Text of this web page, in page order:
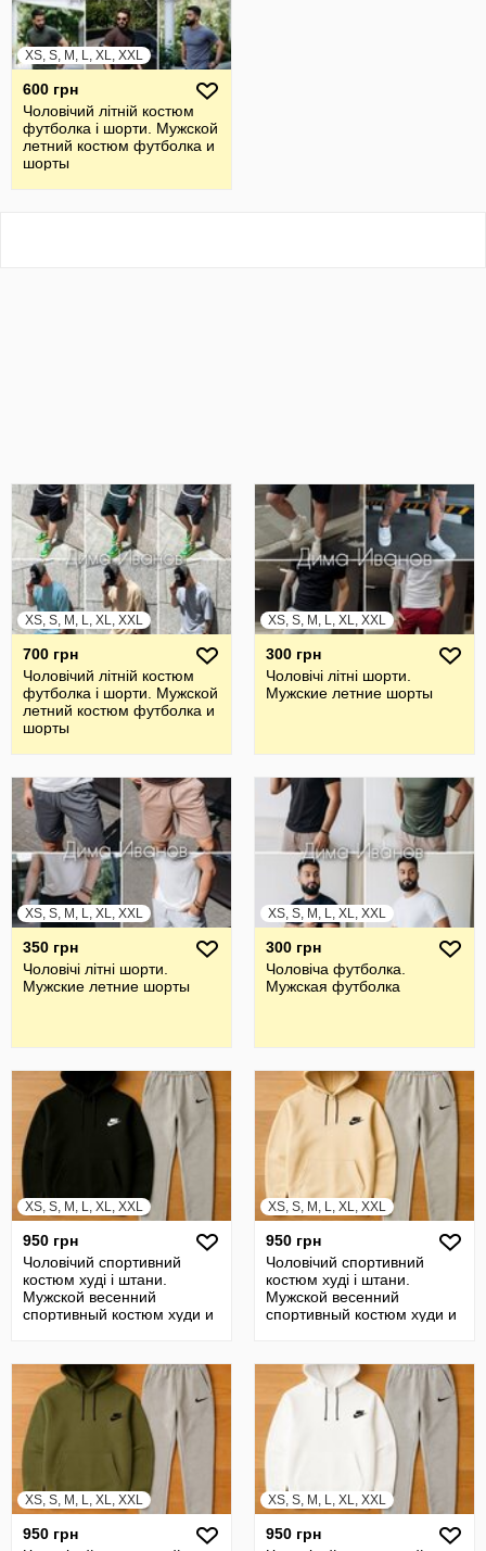
XS, S, M, L, XL, XXL
600 грн
Чоловічий літній костюм
футболка і шорти. Мужской
летний костюм футболка и
шорты
XS, S, M, L, XL, XXL
700 грн
Чоловічий літній костюм
футболка і шорти. Мужской
летний костюм футболка и
шорты
XS, S, M, L, XL, XXL
300 грн
Чоловічі літні шорти.
Мужские летние шорты
XS, S, M, L, XL, XXL
350 грн
Чоловічі літні шорти.
Мужские летние шорты
XS, S, M, L, XL, XXL
300 грн
Чоловіча футболка.
Мужская футболка
XS, S, M, L, XL, XXL
950 грн
Чоловічий спортивний
костюм худі і штани.
Мужской весенний
спортивный костюм худи и
XS, S, M, L, XL, XXL
950 грн
Чоловічий спортивний
костюм худі і штани.
Мужской весенний
спортивный костюм худи и
XS, S, M, L, XL, XXL
950 грн
XS, S, M, L, XL, XXL
950 грн